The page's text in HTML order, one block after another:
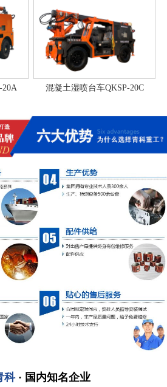
20A 混凝土湿喷台车QKSP-20C
科· 国内知名企业